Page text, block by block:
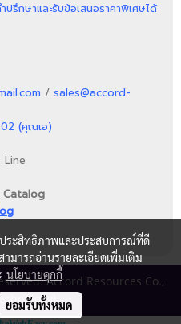
รึกษาและรับข้อเสนอราคาพิเศษได้
/ sales@accord-
(คุณเอ)
Line
Catalog
Accord Resources Co.,
ประสิทธิภาพและประสบการณ์ที่ดี
มารถอ่านรายละเอียดเพิ่มเติม
นโยบายคุกกี้
ยอมรับทั้งหมด